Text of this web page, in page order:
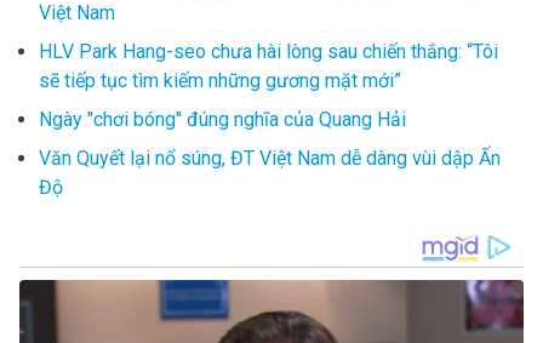
Việt Nam
HLV Park Hang-seo chưa hài lòng sau chiến thắng: “Tôi
sẽ tiếp tục tìm kiếm những gương mặt mới”
Ngày "chơi bóng" đúng nghĩa của Quang Hải
Văn Quyết lại nổ súng, ĐT Việt Nam dễ dàng vùi dập Ấn
Độ